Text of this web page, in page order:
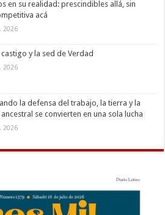
en su realidad: prescindibles allá, sin
acá
2026
y la sed de Verdad
2026
la defensa del trabajo, la tierra y la
se convierten en una sola lucha
2026